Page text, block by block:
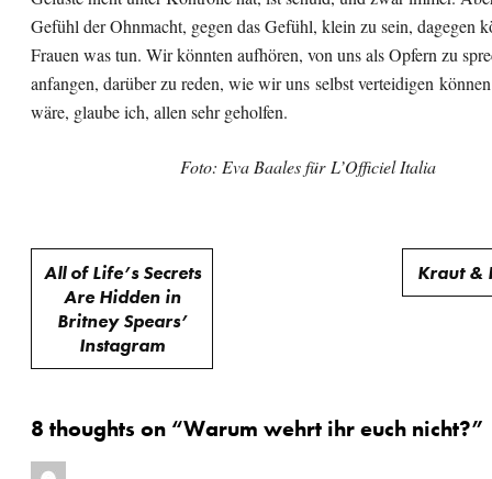
Gefühl der Ohnmacht, gegen das Gefühl, klein zu sein, dagegen
Frauen was tun. Wir könnten aufhören, von uns als Opfern zu
anfangen, darüber zu reden, wie wir uns selbst verteidigen
wäre, glaube ich, allen sehr geholfen.
Foto: Eva Baales für L’Officiel Italia
Beitragsnavigation
All of Life’s Secrets
Are Hidden in
Britney Spears’
Instagram
Kraut &
8 thoughts on “Warum wehrt ihr euch nicht?”